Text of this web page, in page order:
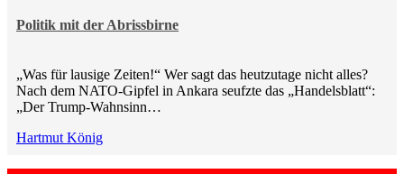
Politik mit der Abrissbirne
„Was für lausige Zeiten!“ Wer sagt das heutzutage nicht alles?
Nach dem NATO-Gipfel in Ankara seufzte das „Handelsblatt“:
„Der Trump-Wahnsinn…
Hartmut König